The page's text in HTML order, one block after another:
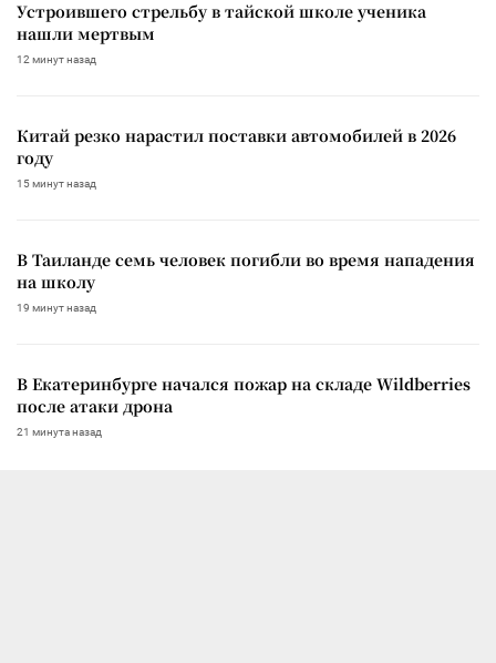
Устроившего стрельбу в тайской школе ученика
нашли мертвым
12 минут назад
Китай резко нарастил поставки автомобилей в 2026
году
15 минут назад
В Таиланде семь человек погибли во время нападения
на школу
19 минут назад
В Екатеринбурге начался пожар на складе Wildberries
после атаки дрона
21 минута назад